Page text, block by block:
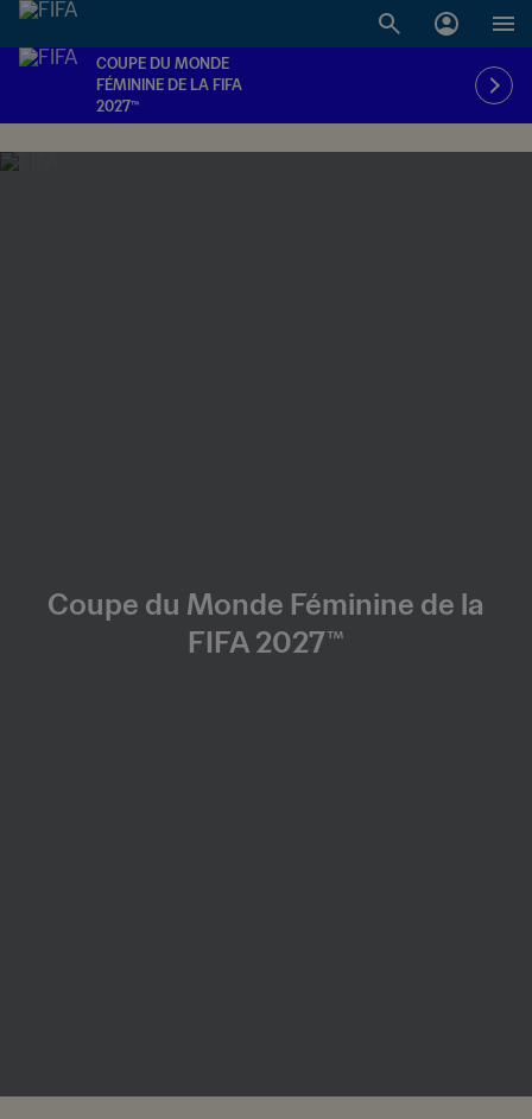
COUPE DU MONDE
FÉMININE DE LA FIFA
2027™
Coupe du Monde Féminine de la
FIFA 2027™